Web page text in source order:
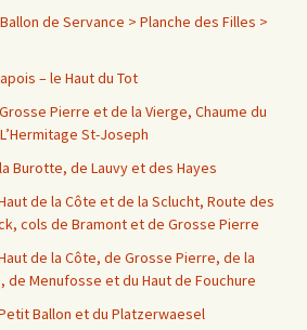
de Servance > Planche des Filles >
– le Haut du Tot
Pierre et de la Vierge, Chaume du
St-Joseph
Burotte, de Lauvy et des Hayes
de la Côte et de la Sclucht, Route des
cols de Bramont et de Grosse Pierre
de la Côte, de Grosse Pierre, de la
de Menufosse et du Haut de Fouchure
Ballon et du Platzerwaesel